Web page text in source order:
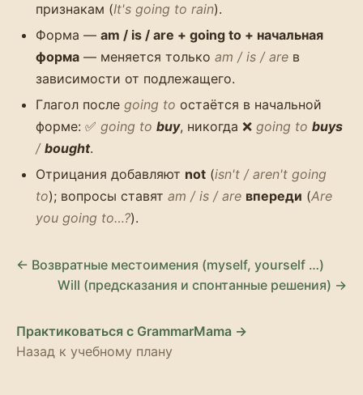
признакам (It's going to rain).
Форма — am / is / are + going to + начальная
форма — меняется только am / is / are в
зависимости от подлежащего.
Глагол после going to остаётся в начальной
форме: ✅ going to buy, никогда ❌ going to buys
/ bought.
Отрицания добавляют not (isn't / aren't going
to); вопросы ставят am / is / are впереди (Are
you going to…?).
← Возвратные местоимения (myself, yourself …)
Will (предсказания и спонтанные решения) →
Практиковаться с GrammarMama →
Назад к учебному плану